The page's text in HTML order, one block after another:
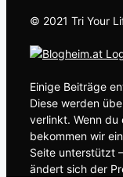
© 2021 Tri Your
Einige Beiträge
Diese werden
verlinkt. Wenn
bekommen wir
Seite unterstützt
ändert sich der